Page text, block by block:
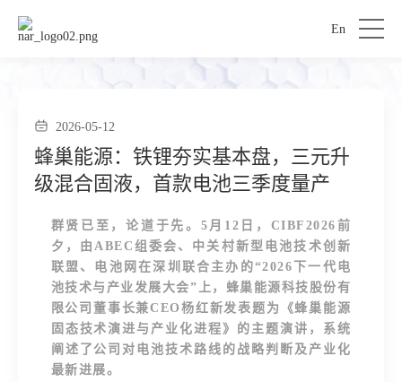
En
2026-05-12
蜂巢能源：铁锂夯实基本盘，三元升
级混合固液，首款电池三季度量产
群贤已至，论道于先。5月12日，CIBF2026前
夕，由ABEC组委会、中关村新型电池技术创新
联盟、电池网在深圳联合主办的“2026下一代电
池技术与产业发展大会”上，蜂巢能源科技股份有
限公司董事长兼CEO杨红新发表题为《蜂巢能源
固态技术演进与产业化进程》的主题演讲，系统
阐述了公司对电池技术路线的战略判断及产业化
最新进展。